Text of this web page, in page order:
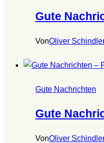
Gute
VonOliver
Gute Nachrichten
Gute
VonOliver